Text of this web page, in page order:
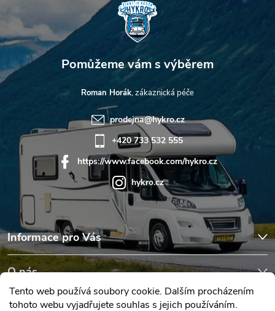
Tento web používá soubory cookie. Dalším procházením
tohoto webu vyjadřujete souhlas s jejich používáním.
í
Informace pro Vás
O nás
Hodnocení obchodu
Roman Horák
prodejna@hykro.cz
+420 733 532 555
https://www.facebook.com/hykro.cz
hykro.cz